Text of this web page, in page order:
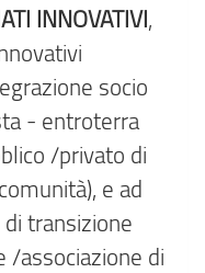
INNOVATIVI,
socio
- entroterra
/privato di
e ad
transizione
/associazione di